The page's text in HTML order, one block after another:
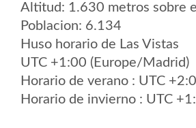
Altitud: 1.630 metros sobre
Poblacion: 6.134
Huso horario de Las Vistas
UTC +1:00 (Europe/Madrid)
Horario de verano : UTC
Horario de invierno : UTC